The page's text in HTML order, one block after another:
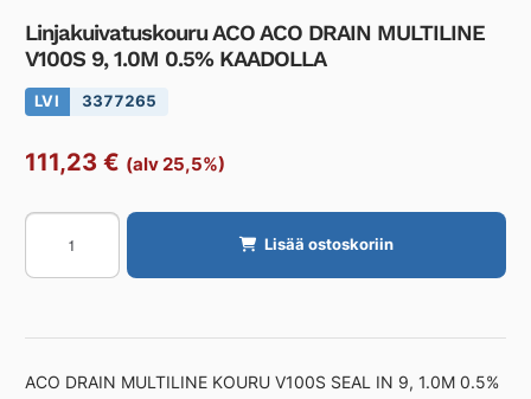
Linjakuivatuskouru ACO ACO DRAIN MULTILINE
V100S 9, 1.0M 0.5% KAADOLLA
LVI 3377265
111,23 € (alv 25,5%)
Linjakuivatuskouru
ACO
MULTILINE
9,
Lisää ostoskoriin
ACO DRAIN MULTILINE KOURU V100S SEAL IN 9, 1.0M 0.5%